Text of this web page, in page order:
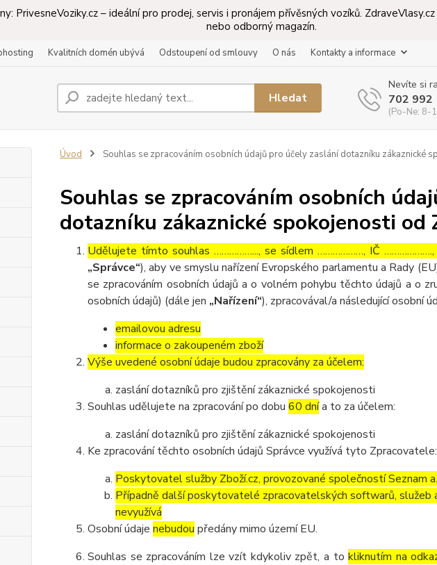
PrivesneVoziky.cz – ideální pro prodej, servis i pronájem přívěsných vozíků.
nebo odborný magazín.
Kvalitních domén ubývá Odstoupení od smlouvy O nás Kontakty a informace
Hledat
Nevíte si
702 992
(Po-Ne: 8-
Úvod Souhlas se zpracováním osobních údajů pro účely zaslání dotazníku zákaznické
Souhlas se zpracováním osobních
dotazníku zákaznické spokojenosti od
Udělujete tímto souhlas ……………..., se sídlem ………………, IČ
„Správce“), aby ve smyslu nařízení Evropského parlamentu a Rady
se zpracováním osobních údajů a o volném pohybu těchto údajů a o
osobních údajů) (dále jen „Nařízení“), zpracovával/a následující osobní
emailovou adresu
informace o zakoupeném zboží
Výše uvedené osobní údaje budou zpracovány za účelem:
zaslání dotazníků pro zjištění zákaznické spokojenosti
Souhlas udělujete na zpracování po dobu 60 dnía to za účelem:
zaslání dotazníků pro zjištění zákaznické spokojenosti
Ke zpracování těchto osobních údajů Správce využívá tyto Zpracovatele:
Poskytovatel služby Zboží.cz, provozované společností Seznam
Případně další poskytovatelé zpracovatelských softwarů, služeb
nevyužívá
Osobní údaje nebudou předány mimo území EU.
Souhlas se zpracováním lze vzít kdykoliv zpět, a tokliknutím na